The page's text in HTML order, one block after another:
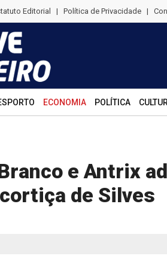
Editorial | Política de Privacidade |
ECONOMIA POLÍTICA
e Antrix
de Silves